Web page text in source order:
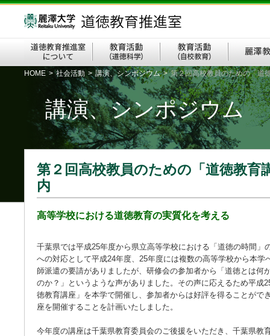
HOME > 社会活動 > 講演、シンポジウム > 第２回高校教員のための「道
講演、シンポジウム
第２回高校教員のための「道徳教育
内
高等学校における道徳教育の実質化を考える
千葉県では平成25年度から県立高等学校における「道徳の時間」
への対応として平成24年度、25年度には複数の高等学校から本学
師派遣の要請がありましたが、研修会の参加者から「道徳とは何
のか？」というような声がありました。その声に応えるため平成
徳教育講座」を本学で開催し、参加者からは好評を得ることがで
座を開催することを計画いたしました。
今年度の講座は千葉県教育委員会のご後援をいただき、千葉県教